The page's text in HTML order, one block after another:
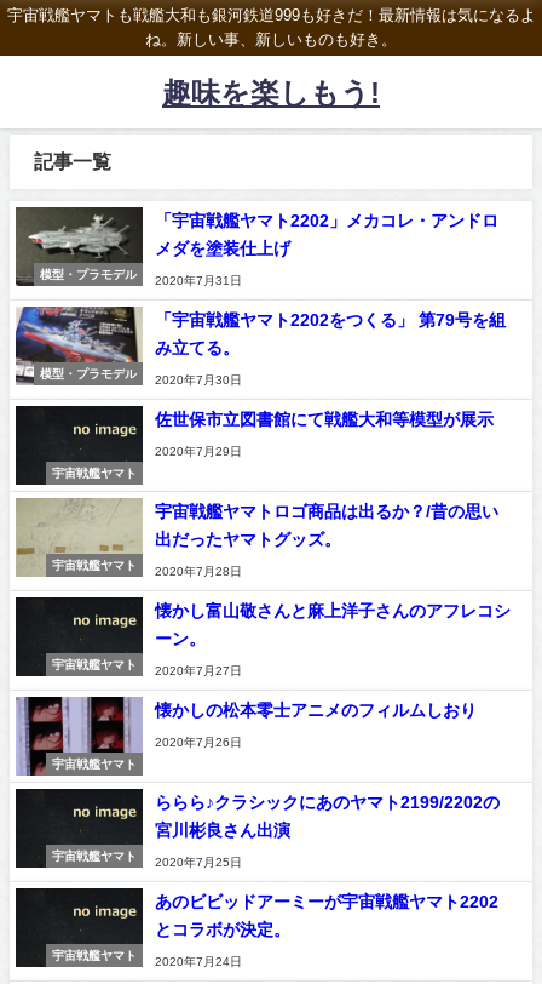
宇宙戦艦ヤマトも戦艦大和も銀河鉄道999も好きだ！最新情報は気になるよ
ね。新しい事、新しいものも好き。
趣味を楽しもう!
記事一覧
模型・プラモデル
「宇宙戦艦ヤマト2202」メカコレ・アンドロ
メダを塗装仕上げ
2020年7月31日
模型・プラモデル
「宇宙戦艦ヤマト2202をつくる」 第79号を組
み立てる。
2020年7月30日
宇宙戦艦ヤマト
佐世保市立図書館にて戦艦大和等模型が展示
2020年7月29日
宇宙戦艦ヤマト
宇宙戦艦ヤマトロゴ商品は出るか？/昔の思い
出だったヤマトグッズ。
2020年7月28日
宇宙戦艦ヤマト
懐かし富山敬さんと麻上洋子さんのアフレコシ
ーン。
2020年7月27日
宇宙戦艦ヤマト
懐かしの松本零士アニメのフィルムしおり
2020年7月26日
宇宙戦艦ヤマト
ららら♪クラシックにあのヤマト2199/2202の
宮川彬良さん出演
2020年7月25日
宇宙戦艦ヤマト
あのビビッドアーミーが宇宙戦艦ヤマト2202
とコラボが決定。
2020年7月24日